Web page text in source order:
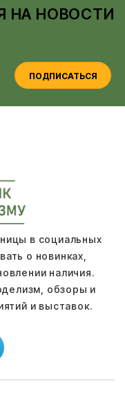
НА НОВОСТИ
ПОДПИСАТЬСЯ
в социальных
о новинках,
наличия.
обзоры и
и выставок.